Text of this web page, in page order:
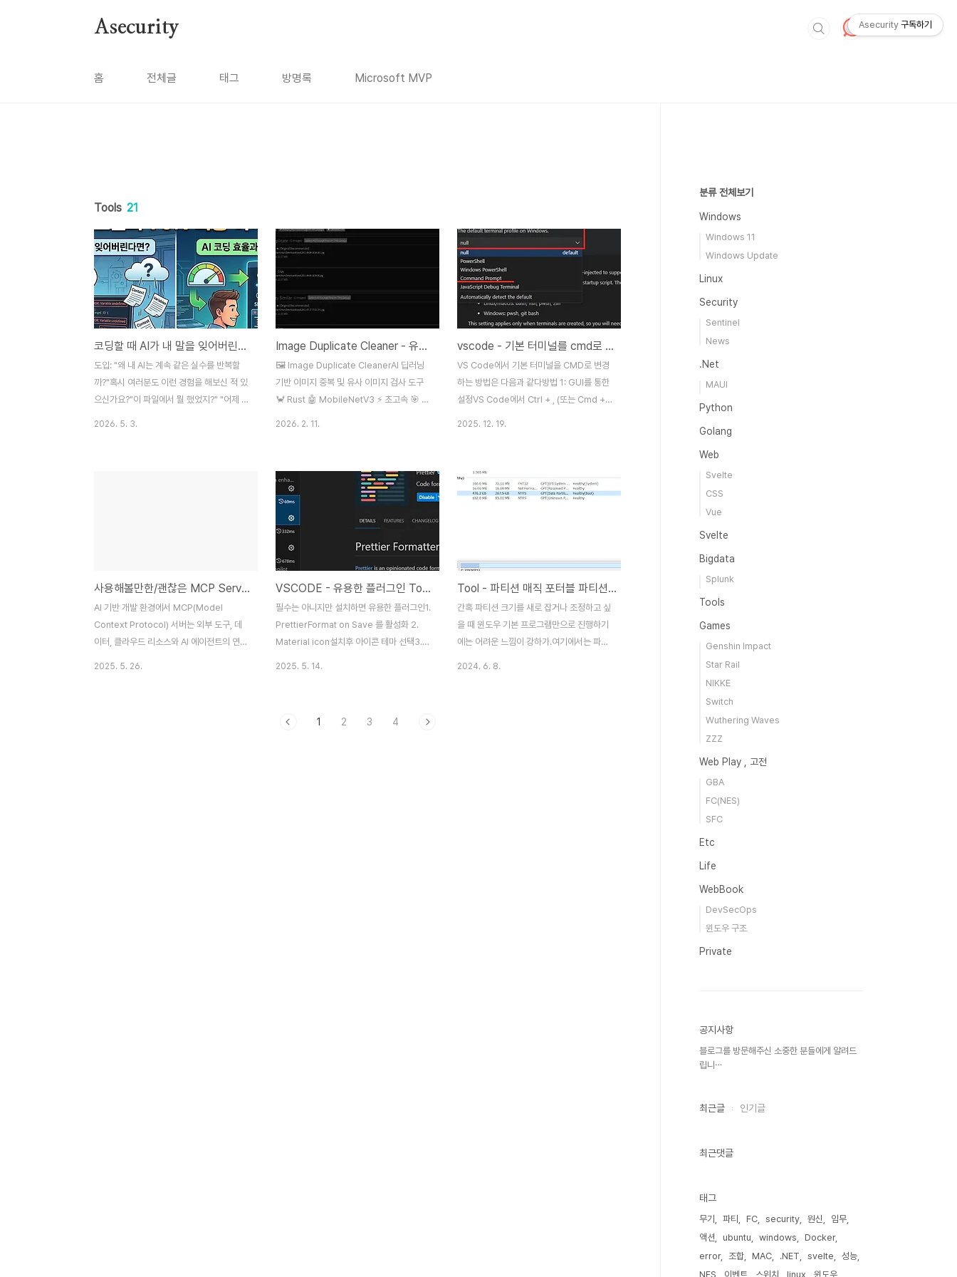
Asecurity
홈 전체글 태그 방명록 Microsoft MVP
Tools 21
코딩할 때 AI가 내 말을 잊어버린다면? AI 코딩 효율과 90% 비용 아끼는 방법
도입: "왜 내 AI는 계속 같은 실수를 반복할
까?"혹시 여러분도 이런 경험을 해보신 적 있
으신가요?"이 파일에서 뭘 했었지?" "어제 작
실작업이 길어질수록 AI가 이전 정보를 잊어
버림비용 증가불필요한 토큰을 계속 소비하
여 API 비용 폭증효율..
2026. 5. 3.
Image Duplicate Cleaner - 유사도 이미지 제거 프로그램 (완전무료)
🖼️ Image Duplicate CleanerAI 딥러닝
기반 이미지 중복 및 유사 이미지 검사 도구
🦀 Rust 🤖 MobileNetV3 ⚡ 초고속 🎯 정
발되어 매우 빠른 성능을 자랑하며,
MobileNetV3 딥러닝 모델을 내장하여 의
미론적으로 유사한 이미지까지 정확하게 탐
지합니다.✨ 주요 기능🔍3가지 스캔 모드
Hash, pHash, AI 모드를 지원하여 용도에
맞게 선택 가능. 단순 중복부터 의미론적 유
사도까지 모두 탐지합니다.🤖
MobileNetV3 딥러닝ImageNet으로 학
습된 경량 딥러닝 모델로 이미지의 내..
2026. 2. 11.
vscode - 기본 터미널를 cmd로 변경하는 방법
VS Code에서 기본 터미널을 CMD로 변경
하는 방법은 다음과 같다방법 1: GUI를 통한
설정VS Code에서 Ctrl + , (또는 Cmd + ,
Ctrl + Shift + P로 명령 팔레트 열
기"Preferences: Open Settings
"cmd.exe"}{
"terminal.integrated.shell.windows":
"cmd.exe"}터미널..
2025. 12. 19.
사용해볼만한/괜찮은 MCP Server 7개 정리
AI 기반 개발 환경에서 MCP(Model
Context Protocol) 서버는 외부 도구, 데
이터, 클라우드 리소스와 AI 에이전트의 연결
2025. 5. 26.
VSCODE - 유용한 플러그인 Top 3
필수는 아니지만 설치하면 유용한 플러그인1.
PrettierFormat on Save 를 활성화 2.
Material icon설치후 아이콘 테마 선택3.
2025. 5. 14.
Tool - 파티션 매직 포터블 파티션 확장/이동하기 (무료 파티션 관리)
간혹 파티션 크기를 새로 잡거나 조정하고 싶
을 때 윈도우 기본 프로그램만으로 진행하기
에는 어려운 느낌이 강하가.여기에서는 파티
2024. 6. 8.
1 2 3 4
분류 전체보기
Windows
Windows 11
Windows Update
Linux
Security
Sentinel
News
.Net
MAUI
Python
Golang
Web
Svelte
CSS
Vue
Svelte
Bigdata
Splunk
Tools
Games
Genshin Impact
Star Rail
NIKKE
Switch
Wuthering Waves
ZZZ
Web Play , 고전
GBA
FC(NES)
SFC
Etc
Life
WebBook
DevSecOps
윈도우 구조
Private
공지사항
블로그를 방문해주신 소중한 분들에게 알려드
립니⋯
최근글 인기글
최근댓글
태그
무기 파티 FC security 원신
임무
액션
ubuntu windows
Docker
error
조합 MAC .NET svelte
성능
NES
이벤트 스위치 linux 윈도우
Asecurity 구독하기